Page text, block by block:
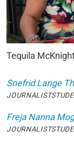
Tequila
Snefrid Lange
Freja Nanna